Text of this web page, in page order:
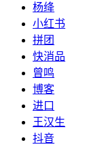
杨绛
小红书
拼团
快消品
曾鸣
博客
进口
王汉生
抖音